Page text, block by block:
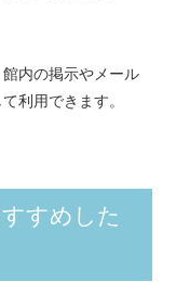
内の掲示やメール
利用できます。
すめした